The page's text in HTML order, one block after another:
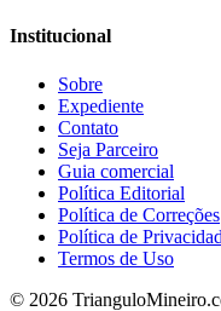
Institucional
Sobre
Expediente
Contato
Seja Parceiro
Guia comercial
Política Editorial
Política de Correções
Política de
Termos de Uso
© 2026